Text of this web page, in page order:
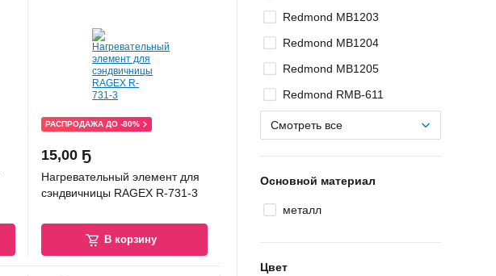
РАСПРОДАЖА ДО -80%
15,00 Ҕ
Нагревательный элемент для
сэндвичницы RAGEX R-731-3
В корзину
Redmond MB1203
Redmond MB1204
Redmond MB1205
Redmond RMB-611
Смотреть все
Основной материал
металл
Цвет